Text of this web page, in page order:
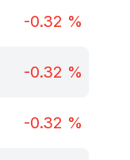
-0.32 %
-0.32 %
-0.32 %